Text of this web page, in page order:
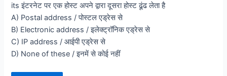
its इंटरनेट पर एक होस्ट अपने द्वारा दूसरा होस्ट ढूंढ लेता है
A) Postal address / पोस्टल एड्रेस से
B) Electronic address / इलेक्ट्रॉनिक एड्रेस से
C) IP address / आईपी एड्रेस से
D) None of these / इनमें से कोई नहीं